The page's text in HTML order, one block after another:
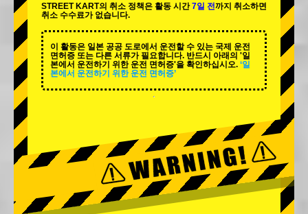
STREET KART의 취소 정책은 활동 시간7일 전까지 취소하면
취소 수수료가 없습니다.
이 활동은 일본 공공 도로에서 운전할 수 있는 국제 운전
면허증 또는 다른 서류가 필요합니다. 반드시 아래의 '일
본에서 운전하기 위한 운전 면허증'을 확인하십시오. ‘일
본에서 운전하기 위한 운전 면허증’